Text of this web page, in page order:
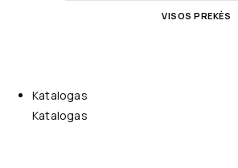
VISOS PREKĖS
Katalogas
Katalogas